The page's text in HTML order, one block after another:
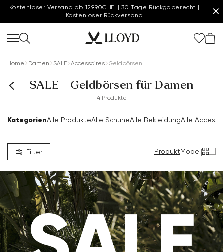
Kostenloser Versand ab 129,90CHF | 30 Tage Rückgaberecht |
Kostenloser Rückversand
✕
Home Damen SALE Accessoires Geldbörsen
SALE - Geldbörsen für Damen
4 Produkte
KategorienAlle ProdukteAlle SchuheAlle BekleidungAlle
Filter ProduktModel|